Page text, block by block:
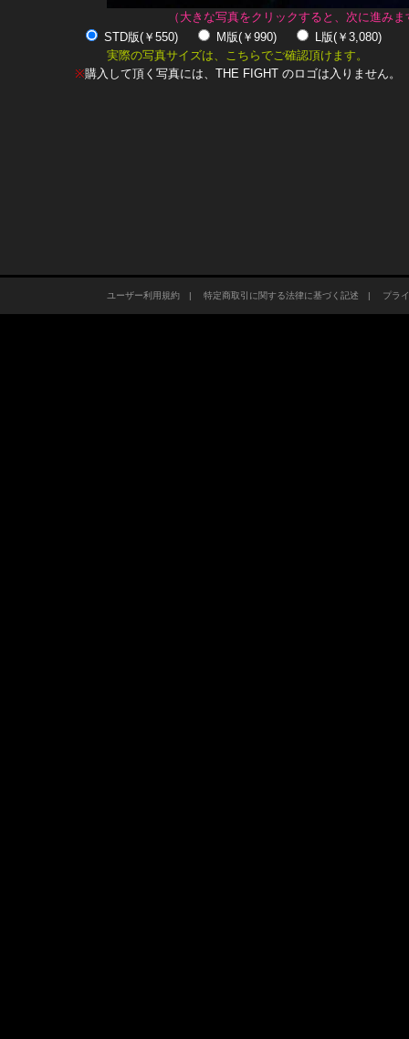
（大きな写真をクリックすると、次に進みま
STD版(￥550)
M版(￥990)
L版(￥3,080)
実際の写真サイズは、こちらでご確認頂けます。
※購入して頂く写真には、THE FIGHT のロゴは入りません。
ユーザー利用規約| 特定商取引に関する法律に基づく記述 | プラ